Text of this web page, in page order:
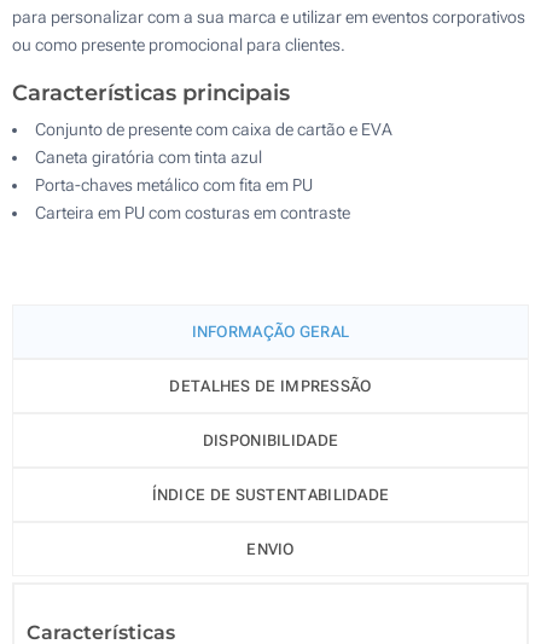
para personalizar com a sua marca e utilizar em eventos corporativos
ou como presente promocional para clientes.
Características principais
Conjunto de presente com caixa de cartão e EVA
Caneta giratória com tinta azul
Porta-chaves metálico com fita em PU
Carteira em PU com costuras em contraste
INFORMAÇÃO GERAL
DETALHES DE IMPRESSÃO
DISPONIBILIDADE
ÍNDICE DE SUSTENTABILIDADE
ENVIO
Características